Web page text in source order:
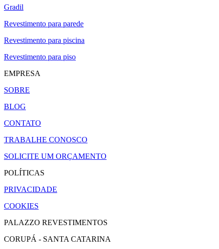
Gradil
Revestimento para parede
Revestimento para piscina
Revestimento para piso
EMPRESA
SOBRE
BLOG
CONTATO
TRABALHE CONOSCO
SOLICITE UM ORÇAMENTO
POLÍTICAS
PRIVACIDADE
COOKIES
PALAZZO REVESTIMENTOS
CORUPÁ - SANTA CATARINA